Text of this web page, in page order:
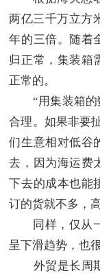
两亿三千万立方
年的三倍。随着
归正常，集装箱
正常的。
“用集装箱的
合理。如果非要
们生意相对低谷
去，因为海运费
下去的成本也能
订的货就不多，
同样，仅从一
呈下滑趋势，也
外贸是长周期